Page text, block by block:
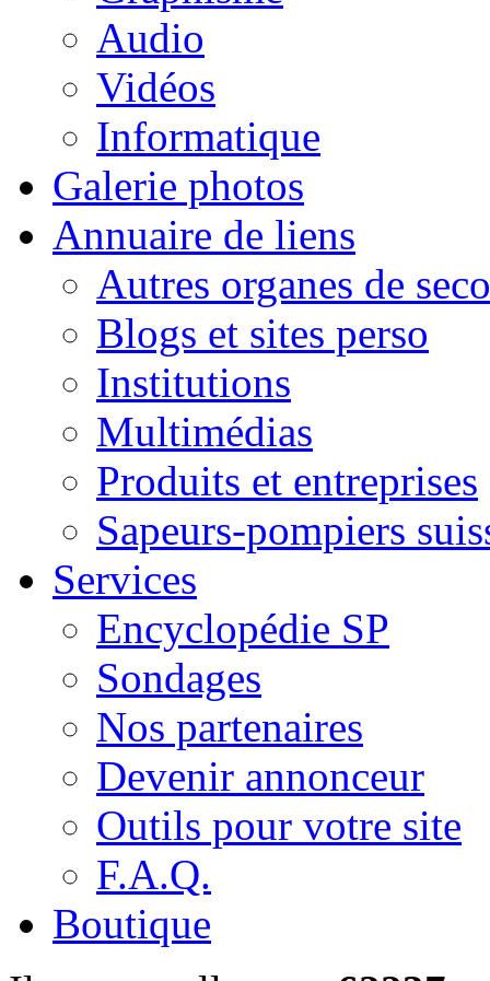
Audio
Vidéos
Informatique
Galerie photos
Annuaire de liens
Autres organes de
Blogs et sites perso
Institutions
Multimédias
Produits et entreprises
Sapeurs-pompiers
Services
Encyclopédie SP
Sondages
Nos partenaires
Devenir annonceur
Outils pour votre site
F.A.Q.
Boutique